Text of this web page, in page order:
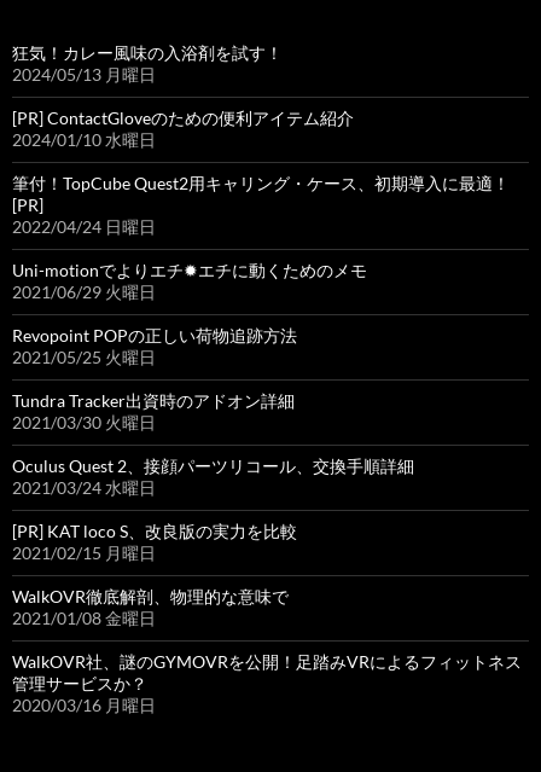
狂気！カレー風味の入浴剤を試す！
2024/05/13 月曜日
[PR] ContactGloveのための便利アイテム紹介
2024/01/10 水曜日
筆付！TopCube Quest2用キャリング・ケース、初期導入に最適！
[PR]
2022/04/24 日曜日
Uni-motionでよりエチ✹エチに動くためのメモ
2021/06/29 火曜日
Revopoint POPの正しい荷物追跡方法
2021/05/25 火曜日
Tundra Tracker出資時のアドオン詳細
2021/03/30 火曜日
Oculus Quest 2、接顔パーツリコール、交換手順詳細
2021/03/24 水曜日
[PR] KAT loco S、改良版の実力を比較
2021/02/15 月曜日
WalkOVR徹底解剖、物理的な意味で
2021/01/08 金曜日
WalkOVR社、謎のGYMOVRを公開！足踏みVRによるフィットネス
管理サービスか？
2020/03/16 月曜日